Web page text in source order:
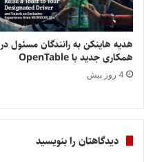
هدیه هاینکن به رانندگان مسئول در
همکاری جدید با OpenTable
4 روز پیش
دیدگاهتان را بنویسید